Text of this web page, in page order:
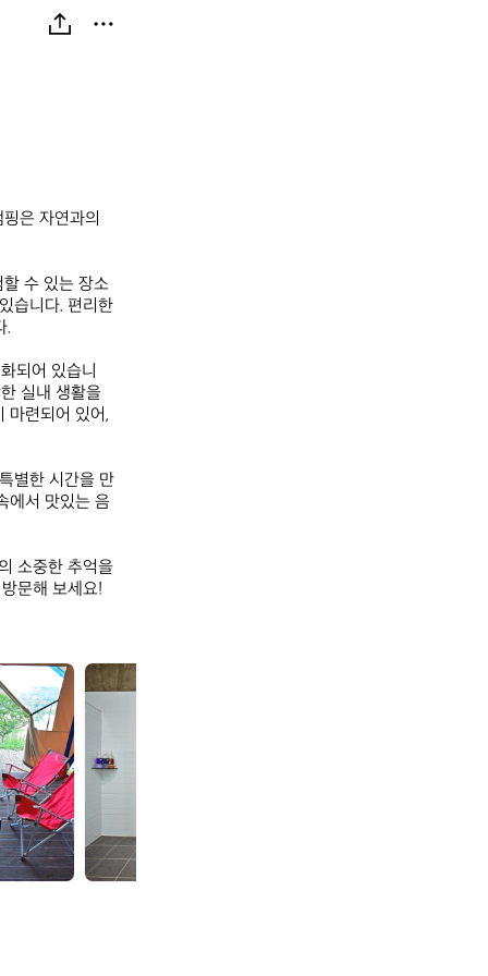
은 자연과의
수 있는 장소
습니다. 편리한
.
되어 있습니
실내 생활을
마련되어 있어,
별한 시간을 만
에서 맛있는 음
소중한 추억을
문해 보세요!
합
천
글
핑